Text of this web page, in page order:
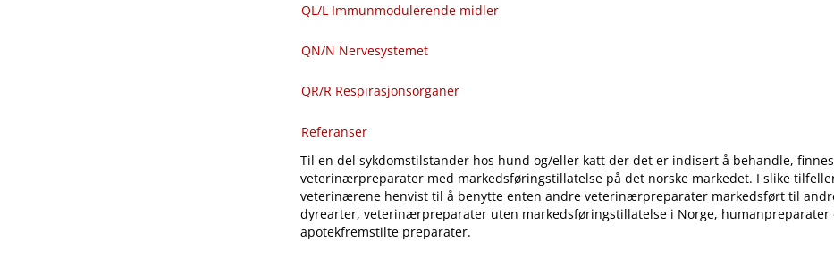
QL​/​L Immunmodulerende midler
QN​/​N Nervesystemet
QR​/​R Respirasjonsorganer
Referanser
Til en del sykdomstilstander hos hund og​/​eller katt der det er indisert å behandle,
veterinærpreparater med markedsføringstillatelse på det norske markedet. I slike
veterinærene henvist til å benytte enten andre veterinærpreparater markedsført til
dyrearter, veterinærpreparater uten markedsføringstillatelse i Norge, humanpreparater
apotekfremstilte preparater.